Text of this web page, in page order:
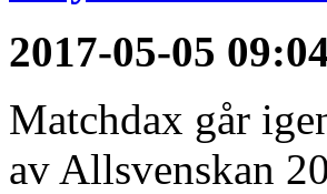
2017-05-05
Matchdax går
av Allsvenskan